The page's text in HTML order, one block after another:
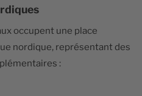
occupent une place
nordique, représentant des
: